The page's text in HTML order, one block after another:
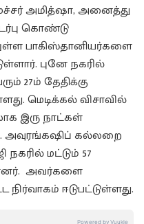
அமித்ஷா, அனைத்து
கொண்டு
பாகிஸ்தானியர்களை
புனே நகரில்
27ம் தேதிக்கு
மெடிக்கல் விசாவில்
இரு நாட்கள்
அவுரங்கஷிப் கல்லறை
மட்டும் 57
அவர்களை
ஈடுபட்டுள்ளது.